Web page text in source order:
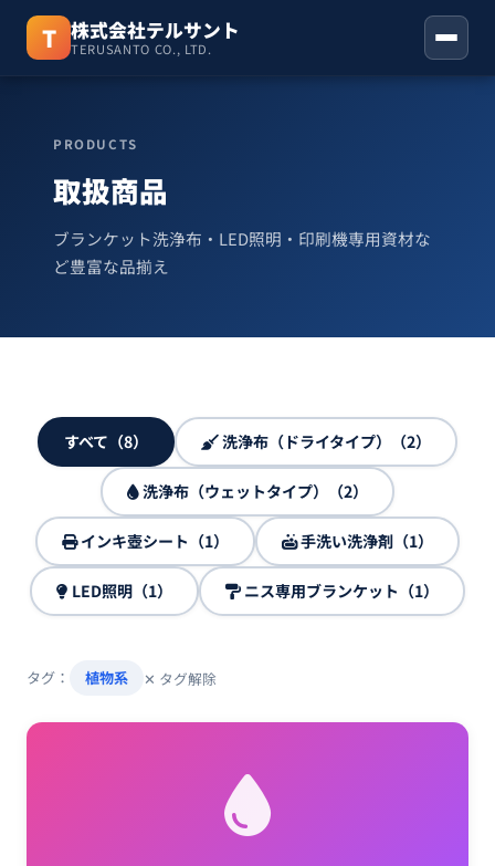
T 株式会社テルサント
TERUSANTO CO., LTD.
お知らせ
お問い合わせ
PRODUCTS
取扱商品
ブランケット洗浄布・LED照明・印刷機専用資材な
ど豊富な品揃え
すべて（8） 洗浄布（ドライタイプ）（2）
洗浄布（ウェットタイプ）（2）
インキ壺シート（1） 手洗い洗浄剤（1）
LED照明（1） ニス専用ブランケット（1）
タグ： 植物系 ✕ タグ解除